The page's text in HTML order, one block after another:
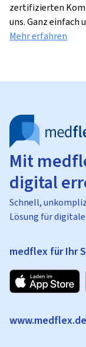
zertifizierten
uns. Ganz einfach
Mehr erfahren
Mit
digital
Schnell,
Lösung für
medflex für Ihr